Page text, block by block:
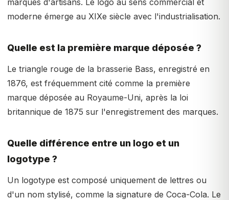
marques d'artisans. Le logo au sens commercial et
moderne émerge au XIXe siècle avec l'industrialisation.
Quelle est la première marque déposée ?
Le triangle rouge de la brasserie Bass, enregistré en
1876, est fréquemment cité comme la première
marque déposée au Royaume-Uni, après la loi
britannique de 1875 sur l'enregistrement des marques.
Quelle différence entre un logo et un
logotype ?
Un logotype est composé uniquement de lettres ou
d'un nom stylisé, comme la signature de Coca-Cola. Le